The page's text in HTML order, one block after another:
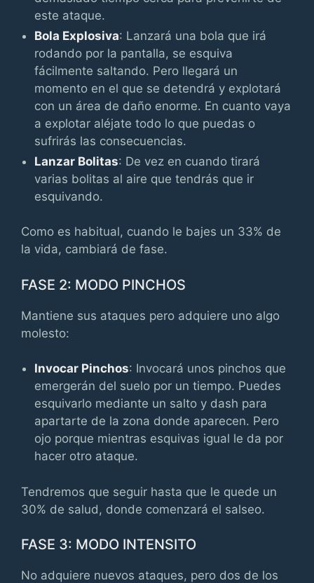
este ataque.
Bola Explosiva: Lanzará una bola que irá
rodando por la pantalla, se esquiva
fácilmente saltando. Pero llegará un
momento en el que se detendrá y explotará
con un área de daño enorme. En cuanto vaya
a explotar aléjate todo lo que puedas o
sufrirás las consecuencias.
Lanzar Bolitas: De vez en cuando tirará
varias bolitas al aire que tendrás que ir
esquivando.
Como es habitual, cuando le bajes un 33% de
la vida, cambiará de fase.
FASE 2: MODO PINCHOS
Mantiene sus ataques pero adquiere uno algo
molesto:
Invocar Pinchos: Invocará unos pinchos que
emergerán del suelo por un tiempo. Puedes
esquivarlo mediante un salto y dash para
apartarte de la zona donde aparecen. Pero
ojo porque mientras esquivas igual le da por
hacer otro ataque.
Tendremos que seguir hasta que le quede un
30% de salud, donde comenzará el salseo.
FASE 3: MODO INTENSITO
No adquiere nuevos ataques, pero dos de los